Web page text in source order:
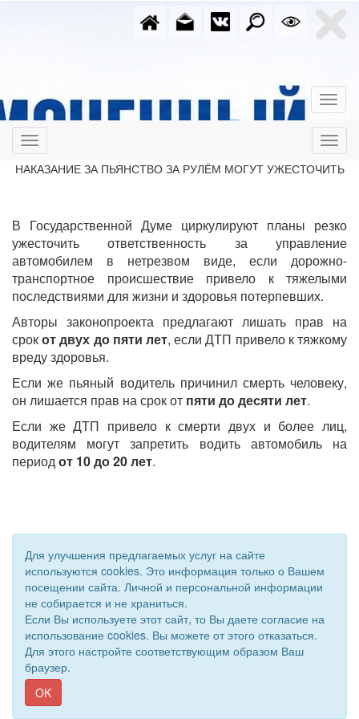
НАКАЗАНИЕ ЗА ПЬЯНСТВО ЗА РУЛЁМ МОГУТ УЖЕСТОЧИТЬ
В Государственной Думе циркулируют планы резко
ужесточить ответственность за управление
автомобилем в нетрезвом виде, если дорожно-
транспортное происшествие привело к тяжелыми
последствиями для жизни и здоровья потерпевших.
Авторы законопроекта предлагают лишать прав на
срокот двух до пяти лет, если ДТП привело к тяжкому
вреду здоровья.
Если же пьяный водитель причинил смерть человеку,
он лишается прав на срок от пяти до десяти лет.
Если же ДТП привело к смерти двух и более лиц,
водителям могут запретить водить автомобиль на
периодот 10 до 20 лет.
© 2011 - 2026 Уполномоченный по правам человека. Все
права защищены.
Сайт создан при поддержке «Информационная сеть RD
Для улучшения предлагаемых услуг на сайте
используются cookies. Это информация только о Вашем
посещении сайта. Личной и персональной информации
не собирается и не храниться.
Если Вы используете этот сайт, то Вы даете согласие на
использование cookies. Вы можете от этого отказаться.
Для этого настройте соответствующим образом Ваш
браузер.
OK